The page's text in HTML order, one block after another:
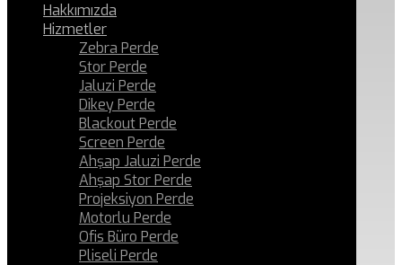
Hakkımızda
Hizmetler
Zebra Perde
Stor Perde
Jaluzi Perde
Dikey Perde
Blackout Perde
Screen Perde
Ahşap Jaluzi Perde
Ahşap Stor Perde
Projeksiyon Perde
Motorlu Perde
Ofis Büro Perde
Pliseli Perde